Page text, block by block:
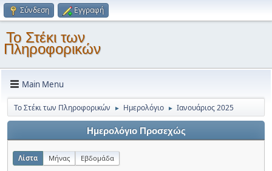
Σύνδεση Εγγραφή
Το Στέκι των
Πληροφορικών
Main Menu
Το Στέκι των Πληροφορικών ► Ημερολόγιο ► Ιανουάριος 2025
Ημερολόγιο Προσεχώς
Λίστα Μήνας Εβδομάδα